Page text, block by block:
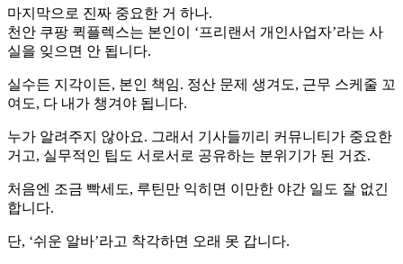
마지막으로 진짜 중요한 거 하나.
천안 쿠팡 퀵플렉스는 본인이 ‘프리랜서 개인사업자’라는 사
실을 잊으면 안 됩니다.
실수든 지각이든, 본인 책임. 정산 문제 생겨도, 근무 스케줄 꼬
여도, 다 내가 챙겨야 됩니다.
누가 알려주지 않아요. 그래서 기사들끼리 커뮤니티가 중요한
거고, 실무적인 팁도 서로서로 공유하는 분위기가 된 거죠.
처음엔 조금 빡세도, 루틴만 익히면 이만한 야간 일도 잘 없긴
합니다.
단, ‘쉬운 알바’라고 착각하면 오래 못 갑니다.